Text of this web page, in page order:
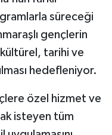
süreceği
gençlerin
tarihi ve
hedefleniyor.
özel hizmet ve
isteyen tüm